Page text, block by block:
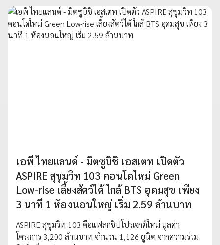
เอพี ไทยแลนด์ - มิตซูบิชิ เอสเตท เปิดตัว
ASPIRE สุขุมวิท 103 คอนโดใหม่ Green
Low-rise เลี้ยงสัตว์ได้ ใกล้ BTS อุดมสุข เพียง
3 นาที 1 ห้องนอนใหญ่ เริ่ม 2.59 ล้านบาท
ASPIRE สุขุมวิท 103 คือแฟลกชิปโปรเจกต์ใหม่ มูลค่า
โครงการ 3,200 ล้านบาท จำนวน 1,126 ยูนิต จากความร่วม